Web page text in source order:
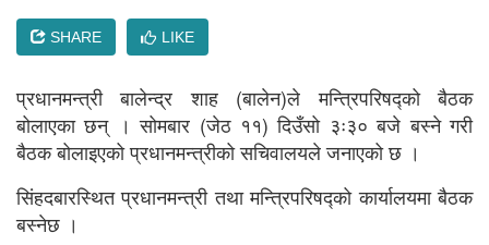
SHARE LIKE
प्रधानमन्त्री बालेन्द्र शाह (बालेन)ले मन्त्रिपरिषद्को बैठक
बोलाएका छन् । सोमबार (जेठ ११) दिउँसो ३ः३० बजे बस्ने गरी
बैठक बोलाइएको प्रधानमन्त्रीको सचिवालयले जनाएको छ ।
सिंहदबारस्थित प्रधानमन्त्री तथा मन्त्रिपरिषद्को कार्यालयमा बैठक
बस्नेछ ।